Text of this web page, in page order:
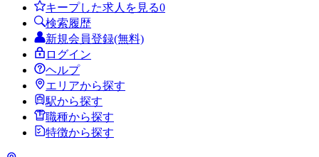
キープした求人を見る0
検索履歴
新規会員登録(無料)
ログイン
ヘルプ
エリアから探す
駅から探す
職種から探す
特徴から探す